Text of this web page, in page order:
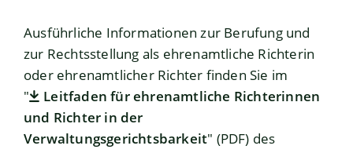
Ausführliche Informationen zur Berufung und
zur Rechtsstellung als ehrenamtliche Richterin
oder ehrenamtlicher Richter finden Sie im
"
Leitfaden für ehrenamtliche Richterinnen
und Richter in der
Verwaltungsgerichtsbarkeit" (PDF) des